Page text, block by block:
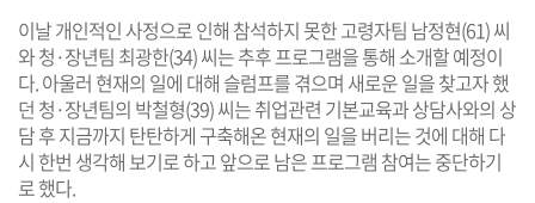
이날 개인적인 사정으로 인해 참석하지 못한 고령자팀 남정현(61) 씨
와 청·장년팀 최광한(34) 씨는 추후 프로그램을 통해 소개할 예정이
다. 아울러 현재의 일에 대해 슬럼프를 겪으며 새로운 일을 찾고자 했
던 청·장년팀의 박철형(39) 씨는 취업관련 기본교육과 상담사와의 상
담 후 지금까지 탄탄하게 구축해온 현재의 일을 버리는 것에 대해 다
시 한번 생각해 보기로 하고 앞으로 남은 프로그램 참여는 중단하기
로 했다.